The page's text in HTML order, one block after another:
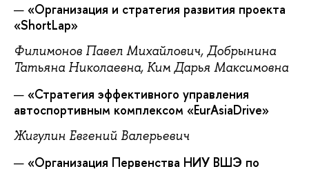
«Организация и стратегия развития проекта
«ShortLap»
Филимонов Павел Михайлович, Добрынина
Татьяна Николаевна, Ким Дарья Максимовна
«Стратегия эффективного управления
автоспортивным комплексом «EurAsiaDrive»
Жигулин Евгений Валерьевич
«Организация Первенства НИУ ВШЭ по